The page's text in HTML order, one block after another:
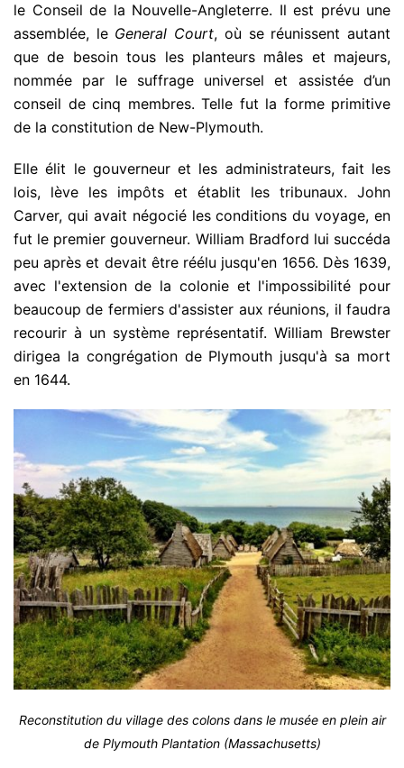
le Conseil de la Nouvelle-Angleterre. Il est prévu une
assemblée, le General Court, où se réunissent autant
que de besoin tous les planteurs mâles et majeurs,
nommée par le suffrage universel et assistée d’un
conseil de cinq membres. Telle fut la forme primitive
de la constitution de New-Plymouth.
Elle élit le gouverneur et les administrateurs, fait les
lois, lève les impôts et établit les tribunaux. John
Carver, qui avait négocié les conditions du voyage, en
fut le premier gouverneur. William Bradford lui succéda
peu après et devait être réélu jusqu'en 1656. Dès 1639,
avec l'extension de la colonie et l'impossibilité pour
beaucoup de fermiers d'assister aux réunions, il faudra
recourir à un système représentatif. William Brewster
dirigea la congrégation de Plymouth jusqu'à sa mort
en 1644.
Reconstitution du village des colons dans le musée en plein air
de Plymouth Plantation (Massachusetts)